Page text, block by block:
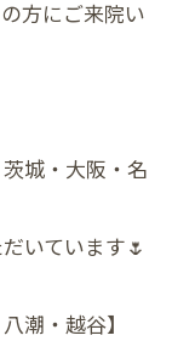
方にご来院い
城・大阪・名
いています🌷
潮・越谷】